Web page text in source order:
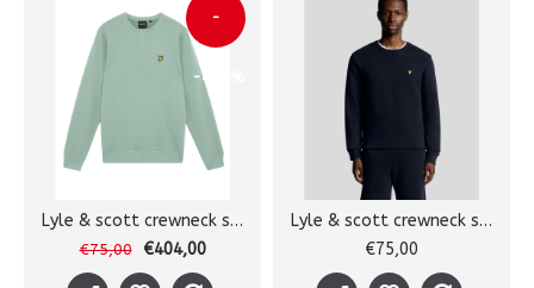
-
-439%
Lyle & scott crewneck sweater
€75,00 €404,00
Lyle & scott crewneck sweater
€75,00